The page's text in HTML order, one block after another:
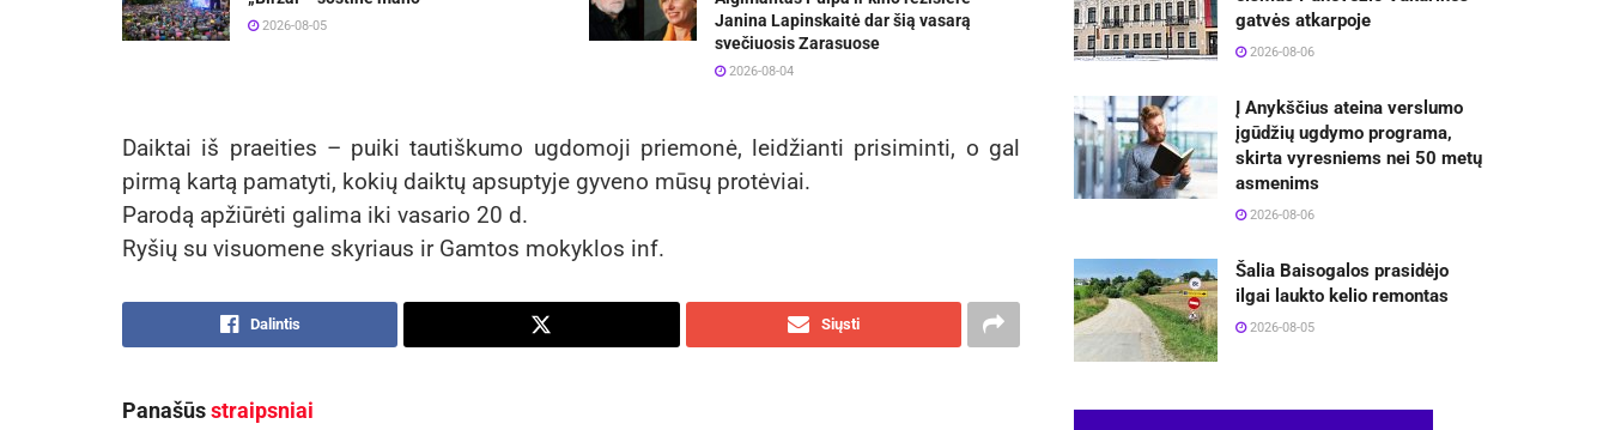
2026-08-05
Janina Lapinskaitė dar šią vasarą
svečiuosis Zarasuose
2026-08-04
Daiktai iš praeities – puiki tautiškumo ugdomoji priemonė, leidžianti prisiminti, o gal
pirmą kartą pamatyti, kokių daiktų apsuptyje gyveno mūsų protėviai.
Parodą apžiūrėti galima iki vasario 20 d.
Ryšių su visuomene skyriaus ir Gamtos mokyklos inf.
Dalintis Siųsti
Panašūsstraipsniai
gatvės atkarpoje
2026-08-06
Į Anykščius ateina verslumo
įgūdžių ugdymo programa,
skirta vyresniems nei 50 metų
asmenims
2026-08-06
Šalia Baisogalos prasidėjo
ilgai laukto kelio remontas
2026-08-05